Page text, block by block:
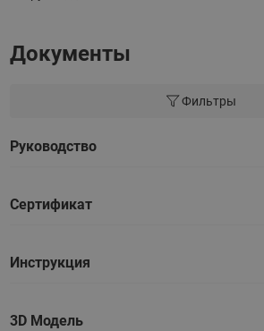
Документы
Фильтры
Руководство
Сертификат
Инструкция
3D Модель